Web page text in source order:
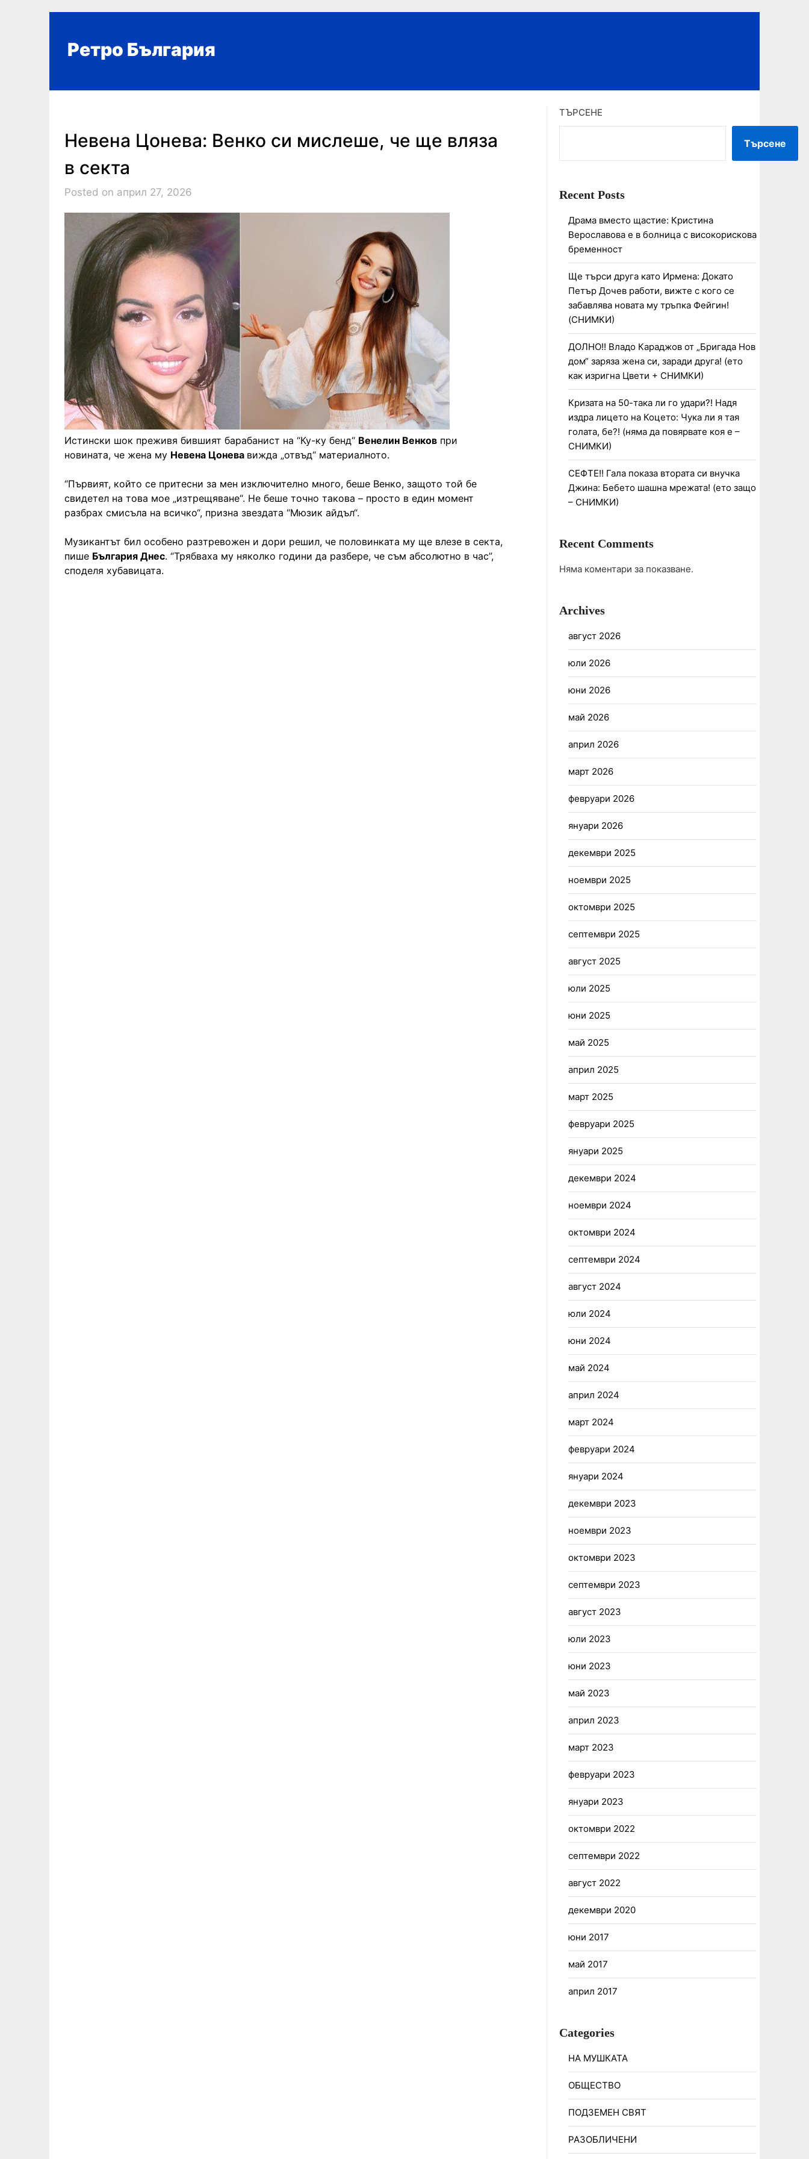
Ретро България
Невена Цонева: Венко си мислеше, че ще вляза
в секта
Posted on април 27, 2026
Истински шок преживя бившият барабанист на “Ку-ку бенд“ Венелин Венков при
новината, че жена му Невена Цонева вижда „отвъд“ материалното.
“Първият, който се притесни за мен изключително много, беше Венко, защото той бе
свидетел на това мое „изтрещяване“. Не беше точно такова – просто в един момент
разбрах смисъла на всичко“, призна звездата “Мюзик айдъл“.
Музикантът бил особено разтревожен и дори решил, че половинката му ще влезе в секта,
пише България Днес. “Трябваха му няколко години да разбере, че съм абсолютно в час”,
споделя хубавицата.
ТЪРСЕНЕ
Търсене
Recent Posts
Драма вместо щастие: Кристина
Верославова е в болница с високорискова
бременност
Ще търси друга като Ирмена: Докато
Петър Дочев работи, вижте с кого се
забавлява новата му тръпка Фейгин!
(СНИМКИ)
ДОЛНО!! Владо Караджов от „Бригада Нов
дом“ заряза жена си, заради друга! (ето
как изригна Цвети + СНИМКИ)
Кризата на 50-така ли го удари?! Надя
издра лицето на Коцето: Чука ли я тая
голата, бе?! (няма да повярвате коя е –
СНИМКИ)
СЕФТЕ!! Гала показа втората си внучка
Джина: Бебето шашна мрежата! (ето защо
– СНИМКИ)
Recent Comments
Няма коментари за показване.
Archives
август 2026
юли 2026
юни 2026
май 2026
април 2026
март 2026
февруари 2026
януари 2026
декември 2025
ноември 2025
октомври 2025
септември 2025
август 2025
юли 2025
юни 2025
май 2025
април 2025
март 2025
февруари 2025
януари 2025
декември 2024
ноември 2024
октомври 2024
септември 2024
август 2024
юли 2024
юни 2024
май 2024
април 2024
март 2024
февруари 2024
януари 2024
декември 2023
ноември 2023
октомври 2023
септември 2023
август 2023
юли 2023
юни 2023
май 2023
април 2023
март 2023
февруари 2023
януари 2023
октомври 2022
септември 2022
август 2022
декември 2020
юни 2017
май 2017
април 2017
Categories
НА МУШКАТА
ОБЩЕСТВО
ПОДЗЕМЕН СВЯТ
РАЗОБЛИЧЕНИ